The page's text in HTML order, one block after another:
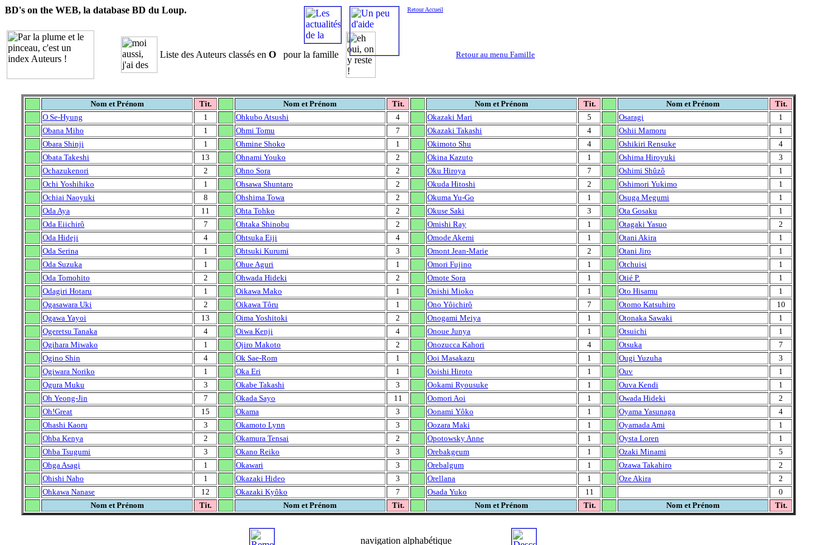
BD's on the WEB, la database BD du Loup.
Liste des Auteurs classés en O pour la famille Retour au menu Famille
Nom et Prénom Tit. Nom et Prénom Tit. Nom et Prénom Tit. Nom et Prénom
Tit.
O Se-Hyung
1 Ohkubo Atsushi 4 Okazaki Mari 5 Osaragi
1
Obana Miho
1 Ohmi Tomu 7 Okazaki Takashi 4 Oshii Mamoru
1
Obara Shinji
1 Ohmine Shoko 1 Okimoto Shu 4 Oshikiri Rensuke
4
Obata Takeshi
13 Ohnami Youko 2 Okina Kazuto 1 Oshima Hiroyuki
3
Ochazukenori
2 Ohno Sora 2 Oku Hiroya 7 Oshimi Shûzô
1
Ochi Yoshihiko
1 Ohsawa Shuntaro 2 Okuda Hitoshi 2 Oshimori Yukimo
1
Ochiai Naoyuki
8 Ohshima Towa 2 Okuma Yu-Go 1 Osuga Megumi
1
Oda Aya
11 Ohta Tohko 2 Okuse Saki 3 Ota Gosaku
1
Oda Eiichirô
7 Ohtaka Shinobu 2 Omishi Ray 1 Otagaki Yasuo
2
Oda Hideji
4 Ohtsuka Eiji 4 Omode Akemi 1 Otani Akira
1
Oda Serina
1 Ohtsuki Kurumi 3 Omont Jean-Marie 2 Otani Jiro
1
Oda Suzuka
1 Ohue Aguri 1 Omori Fujino 1 Otchuisi
1
Oda Tomohito
2 Ohwada Hideki 2 Omote Sora 1 Otié P.
1
Odagiri Hotaru
1 Oikawa Mako 1 Onishi Mioko 1 Oto Hisamu
1
Ogasawara Uki
2 Oikawa Tôru 1 Ono Yôichirô 7 Otomo Katsuhiro
10
Ogawa Yayoi
13 Oima Yoshitoki 2 Onogami Meiya 1 Otonaka Sawaki
1
Ogeretsu Tanaka
4 Oiwa Kenji 4 Onoue Junya 1 Otsuichi
1
Ogihara Miwako
1 Ojiro Makoto 2 Onozucca Kahori 4 Otsuka
7
Ogino Shin
4 Ok Sae-Rom 1 Ooi Masakazu 1 Ougi Yuzuha
3
Ogiwara Noriko
1 Oka Eri 1 Ooishi Hiroto 1 Ouv
1
Ogura Muku
3 Okabe Takashi 3 Ookami Ryousuke 1 Ouva Kendi
1
Oh Yeong-Jin
7 Okada Sayo 11 Oomori Aoi 1 Owada Hideki
2
Oh!Great
15 Okama 3 Oonami Yôko 1 Oyama Yasunaga
4
Ohashi Kaoru
3 Okamoto Lynn 3 Oozara Maki 1 Oyamada Ami
1
Ohba Kenya
2 Okamura Tensai 2 Opotowsky Anne 1 Oysta Loren
1
Ohba Tsugumi
3 Okano Reiko 3 Orebakgeum 1 Ozaki Minami
5
Ohga Asagi
1 Okawari 3 Orebalgum 1 Ozawa Takahiro
2
Ohishi Naho
1 Okazaki Hideo 3 Orellana 1 Oze Akira
2
Ohkawa Nanase
12 Okazaki Kyôko 7 Osada Yuko 11
0
Nom et Prénom
Tit. Nom et Prénom Tit. Nom et Prénom Tit. Nom et Prénom Tit.
navigation alphabétique
Retour Accueil